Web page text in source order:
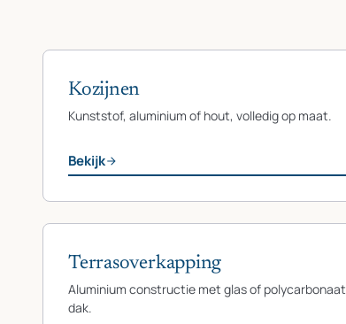
Kozijnen
Kunststof, aluminium of hout, volledig op maat.
Bekijk
Terrasoverkapping
Aluminium constructie met glas of polycarbonaat
dak.